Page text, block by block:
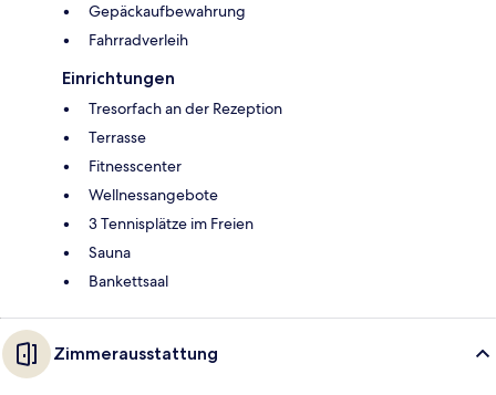
Gepäckaufbewahrung
Fahrradverleih
Einrichtungen
Tresorfach an der Rezeption
Terrasse
Fitnesscenter
Wellnessangebote
3 Tennisplätze im Freien
Sauna
Bankettsaal
Zimmerausstattung